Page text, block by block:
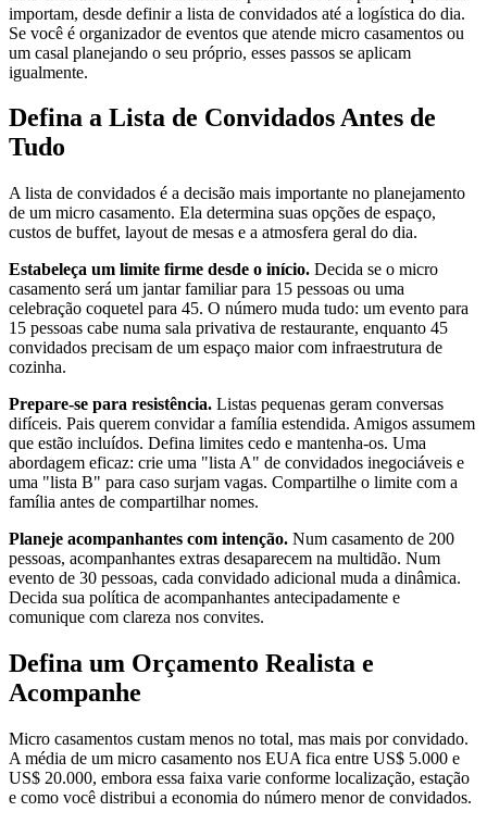
importam, desde definir a lista de convidados até a logística do dia.
Se você é organizador de eventos que atende micro casamentos ou
um casal planejando o seu próprio, esses passos se aplicam
igualmente.
Defina a Lista de Convidados Antes de
Tudo
A lista de convidados é a decisão mais importante no planejamento
de um micro casamento. Ela determina suas opções de espaço,
custos de buffet, layout de mesas e a atmosfera geral do dia.
Estabeleça um limite firme desde o início. Decida se o micro
casamento será um jantar familiar para 15 pessoas ou uma
celebração coquetel para 45. O número muda tudo: um evento para
15 pessoas cabe numa sala privativa de restaurante, enquanto 45
convidados precisam de um espaço maior com infraestrutura de
cozinha.
Prepare-se para resistência. Listas pequenas geram conversas
difíceis. Pais querem convidar a família estendida. Amigos assumem
que estão incluídos. Defina limites cedo e mantenha-os. Uma
abordagem eficaz: crie uma "lista A" de convidados inegociáveis e
uma "lista B" para caso surjam vagas. Compartilhe o limite com a
família antes de compartilhar nomes.
Planeje acompanhantes com intenção. Num casamento de 200
pessoas, acompanhantes extras desaparecem na multidão. Num
evento de 30 pessoas, cada convidado adicional muda a dinâmica.
Decida sua política de acompanhantes antecipadamente e
comunique com clareza nos convites.
Defina um Orçamento Realista e
Acompanhe
Micro casamentos custam menos no total, mas mais por convidado.
A média de um micro casamento nos EUA fica entre US$ 5.000 e
US$ 20.000, embora essa faixa varie conforme localização, estação
e como você distribui a economia do número menor de convidados.